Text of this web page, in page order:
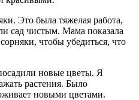
Это была тяжелая работа,
сад чистым. Мама показала
чтобы убедиться, что
новые цветы. Я
растения. Было
новыми цветами.